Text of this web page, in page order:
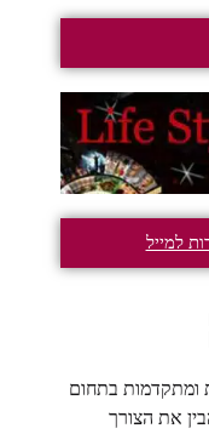
למייל
ומתקדמות בתחום
את הצורך